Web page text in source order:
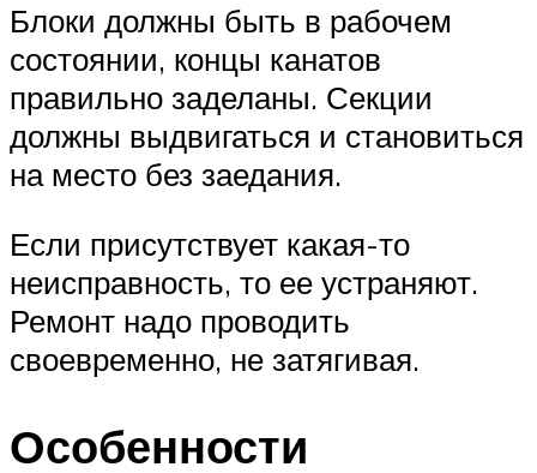
Блоки должны быть в рабочем
состоянии, концы канатов
правильно заделаны. Секции
должны выдвигаться и становиться
на место без заедания.
Если присутствует какая-то
неисправность, то ее устраняют.
Ремонт надо проводить
своевременно, не затягивая.
Особенности